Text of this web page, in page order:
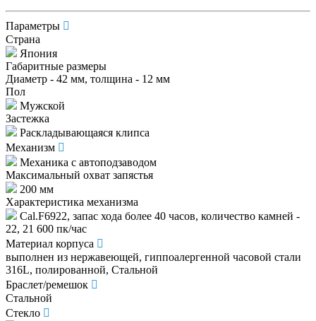
Параметры
Страна
Япония
Габаритные размеры
Диаметр - 42 мм, толщина - 12 мм
Пол
Мужской
Застежка
Раскладывающаяся клипса
Механизм
Механика с автоподзаводом
Максимальный охват запястья
200 мм
Характеристика механизма
Cal.F6922, запас хода более 40 часов, количество камней -
22, 21 600 пк/час
Материал корпуса
выполнен из нержавеющей, гиппоалергенной часовой стали
316L, полированной, Стальной
Браслет/ремешок
Стальной
Стекло